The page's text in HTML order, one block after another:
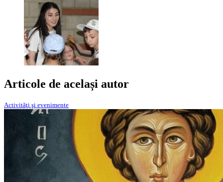
Articole de același autor
Activităţi şi evenimente